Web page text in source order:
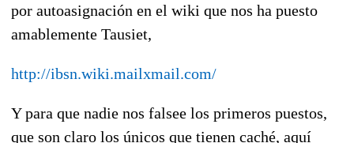
por autoasignación en el wiki que nos ha puesto
amablemente Tausiet,
http://ibsn.wiki.mailxmail.com/
Y para que nadie nos falsee los primeros puestos,
que son claro los únicos que tienen caché, aquí